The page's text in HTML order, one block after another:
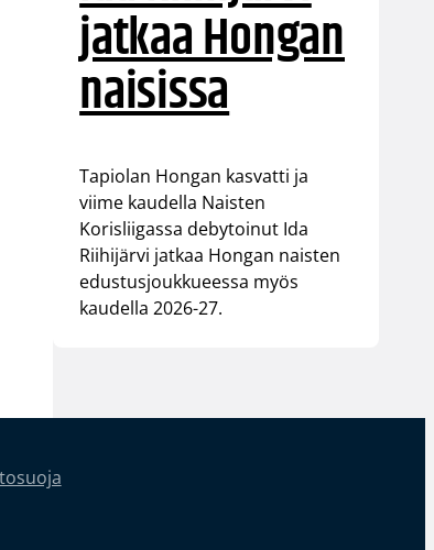
jatkaa Hongan
naisissa
Tapiolan Hongan kasvatti ja
viime kaudella Naisten
Korisliigassa debytoinut Ida
Riihijärvi jatkaa Hongan naisten
edustusjoukkueessa myös
kaudella 2026-27.